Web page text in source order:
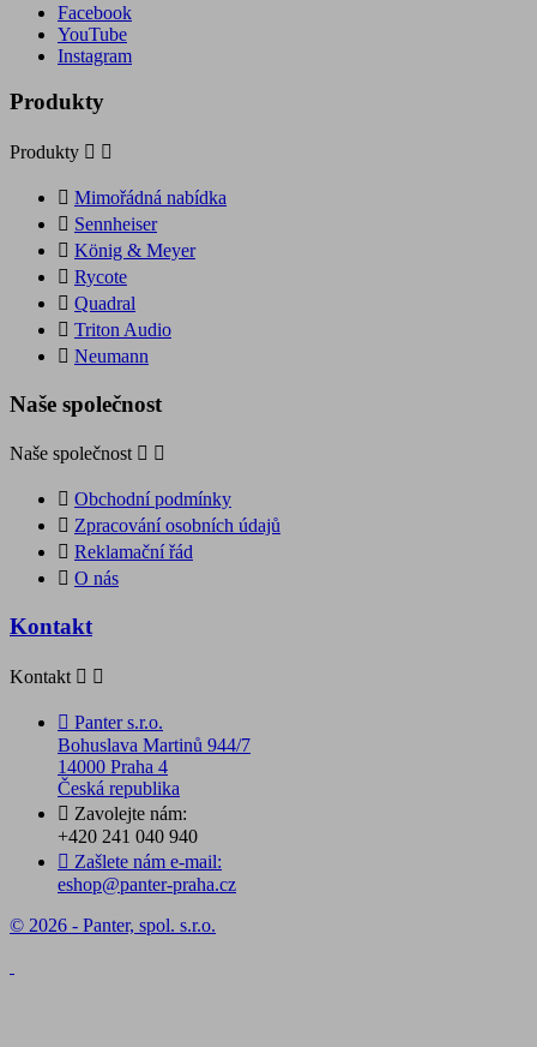
Facebook
YouTube
Instagram
Produkty
Produkty  
 Mimořádná nabídka
 Sennheiser
 König & Meyer
 Rycote
 Quadral
 Triton Audio
 Neumann
Naše společnost
Naše společnost  
 Obchodní podmínky
 Zpracování osobních údajů
 Reklamační řád
 O nás
Kontakt
Kontakt  
 Panter s.r.o.
Bohuslava Martinů 944/7
14000 Praha 4
Česká republika
 Zavolejte nám:
+420 241 040 940
 Zašlete nám e-mail:
eshop@panter-praha.cz
© 2026 - Panter, spol. s.r.o.